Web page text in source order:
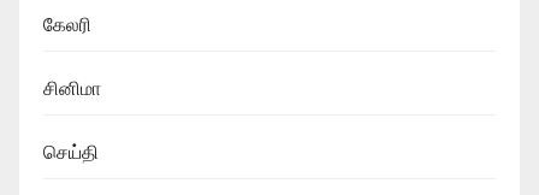
கேலரி
சினிமா
செய்தி